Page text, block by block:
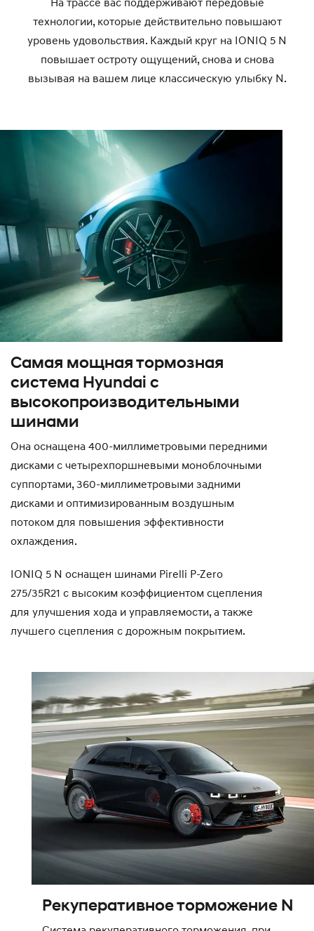
технологии, которые действительно повышают
уровень удовольствия. Каждый круг на IONIQ 5 N
повышает остроту ощущений, снова и снова
вызывая на вашем лице классическую улыбку N.
Самая мощная тормозная
система Hyundai с
высокопроизводительными
шинами
Она оснащена 400-миллиметровыми передними
дисками с четырехпоршневыми моноблочными
суппортами, 360-миллиметровыми задними
дисками и оптимизированным воздушным
потоком для повышения эффективности
охлаждения.
IONIQ 5 N оснащен шинами Pirelli P-Zero
275/35R21 с высоким коэффициентом сцепления
для улучшения хода и управляемости, а также
лучшего сцепления с дорожным покрытием.
Рекуперативное торможение N